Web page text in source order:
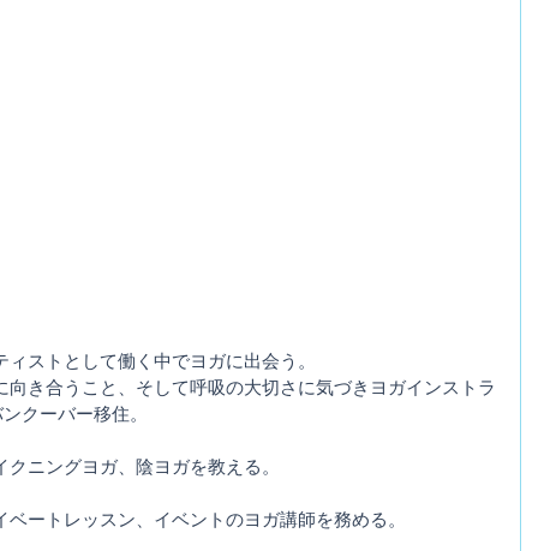
ストとして働く中でヨガに出会う。
き合うこと、そして呼吸の大切さに気づきヨガインストラ
クーバー移住。
ニングヨガ、陰ヨガを教える。
ートレッスン、イベントのヨガ講師を務める。